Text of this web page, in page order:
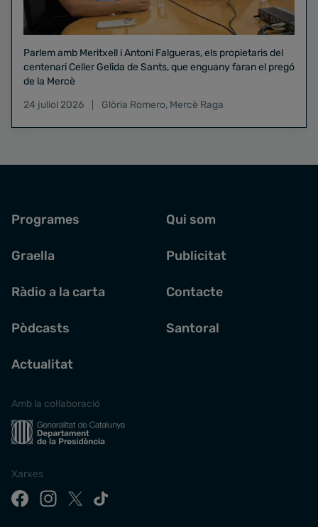
Parlem amb Meritxell i Antoni Falgueras, els propietaris del
centenari Celler Gelida de Sants, que enguany faran el pregó
de la Mercè
24 juliol 2026
Glòria Romero, Mercè Raga
Programes
Graella
Ràdio a la carta
Pòdcasts
Actualitat
Qui som
Publicitat
Contacte
Santoral
Amb la col·laboració
Xarxes